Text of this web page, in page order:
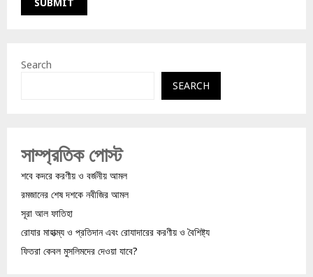
Search
SEARCH
সাম্প্রতিক পোস্ট
শবে কদরে করণীয় ও বর্জনীয় আমল
রমজানের শেষ দশকে নবীজির আমল
সূরা আল ফাতিহা
রোযার মাহাত্ম্য ও প্রতিদান এবং রোযাদারের করণীয় ও বৈশিষ্ট্য
ফিতরা কেবল মুসলিমদের দেওয়া যাবে?